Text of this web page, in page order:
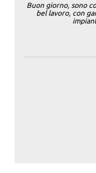
Buon giorno, sono
bel lavoro, con